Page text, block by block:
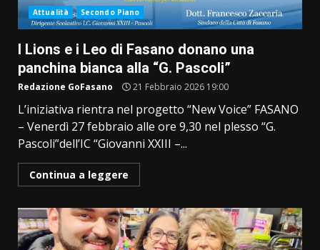
Attualità Secondo Piano
I Lions e i Leo di Fasano donano una
panchina bianca alla “G. Pascoli”
Redazione GoFasano 21 Febbraio 2026 19:00
L’iniziativa rientra nel progetto “New Voice” FASANO
– Venerdì 27 febbraio alle ore 9,30 nel plesso “G.
Pascoli”dell’IC “Giovanni XXIII –...
Continua a leggere